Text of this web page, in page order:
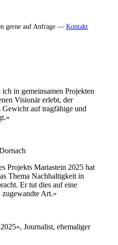
gerne auf Anfrage — Kontakt
in gemeinsamen Projekten
Visionär erlebt, der
Gewicht auf tragfähige und
Projekts Mariastein 2025 hat
Thema Nachhaltigkeit in
Er tut dies auf eine
zugewandte Art.»
Journalist, ehemaliger